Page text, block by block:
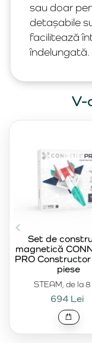
sau doar
detașabile
facilitează
îndelungată.
V-
STEAM, de la 8
Set de
magnetică
PRO
piese
694 Lei